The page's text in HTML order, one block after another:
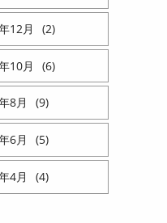
12 2
10 6
8 9
6 5
4 4